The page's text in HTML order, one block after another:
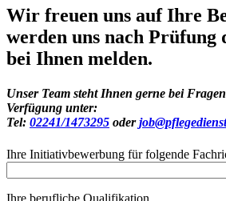
Wir freuen uns auf Ihre
werden uns nach Prüfung
bei Ihnen melden.
Unser Team steht Ihnen gerne bei
Verfügung unter:
Tel: 02241/1473295 oder
Ihre Initiativbewerbung für folgende
Ihre berufliche Qualifikation